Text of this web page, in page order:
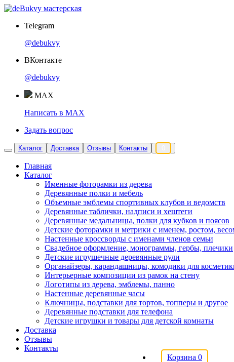
Telegram
@debukvy
ВКонтакте
@debukvy
MAX
Написать в MAX
Задать вопрос
Каталог Доставка Отзывы Контакты
Главная
Каталог
Именные фоторамки из дерева
Деревянные полки и мебель
Объемные эмблемы спортивных клубов и ведомств
Деревянные таблички, надписи и хештеги
Деревянные медальницы, полки для кубков и поясов
Детские фоторамки и метрики с именем, ростом,
Настенные кроссворды с именами членов семьи
Свадебное оформление, монограммы, гербы, плечики
Детские игрушечные деревянные рули
Органайзеры, карандашницы, комодики для
Интерьерные композиции из рамок на стену
Логотипы из дерева, эмблемы, панно
Настенные деревянные часы
Ключницы, подставки для тортов, топперы и другое
Деревянные подставки для телефона
Детские игрушки и товары для детской комнаты
Доставка
Отзывы
Контакты
Корзина 0